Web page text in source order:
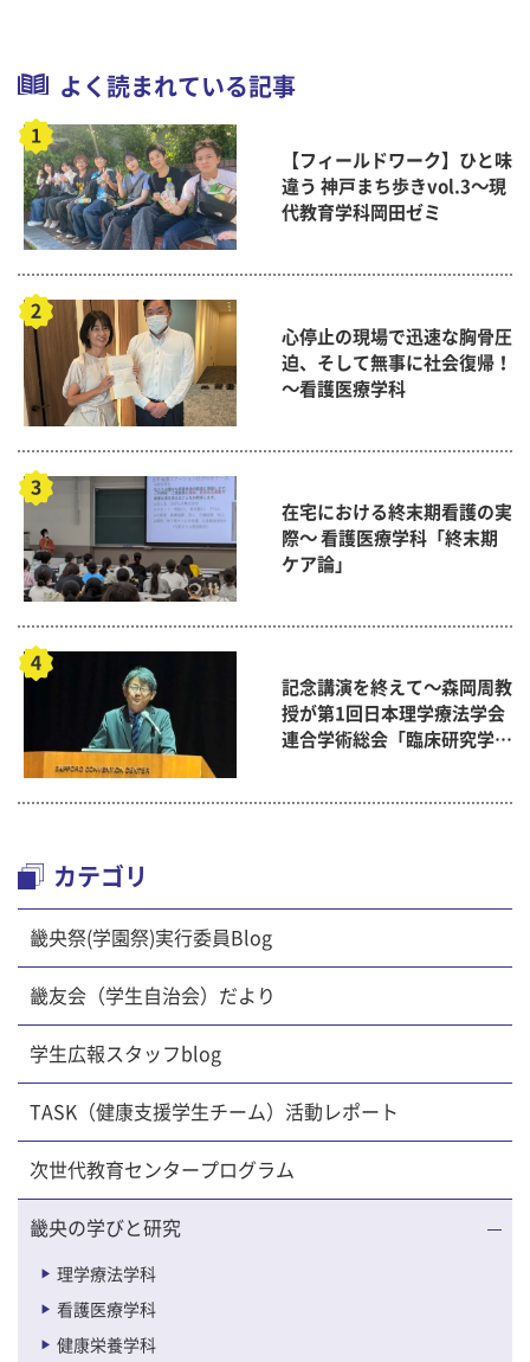
よく読まれている記事
【フィールドワーク】ひと味
違う 神戸まち歩きvol.3～現
代教育学科岡田ゼミ
心停止の現場で迅速な胸骨圧
迫、そして無事に社会復帰！
～看護医療学科
在宅における終末期看護の実
際～ 看護医療学科「終末期
ケア論」
記念講演を終えて～森岡周教
授が第1回日本理学療法学会
連合学術総会「臨床研究学術
カテゴリ
畿央祭(学園祭)実行委員Blog
畿友会（学生自治会）だより
学生広報スタッフblog
TASK（健康支援学生チーム）活動レポート
次世代教育センタープログラム
畿央の学びと研究
理学療法学科
看護医療学科
健康栄養学科